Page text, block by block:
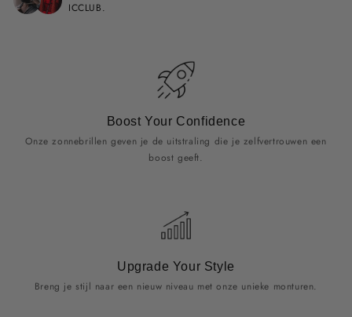
ICCLUB.
Boost Your Confidence
Onze zonnebrillen geven je de uitstraling die je zelfvertrouwen een
boost geeft.
Upgrade Your Style
Breng je stijl naar een nieuw niveau met onze unieke monturen.